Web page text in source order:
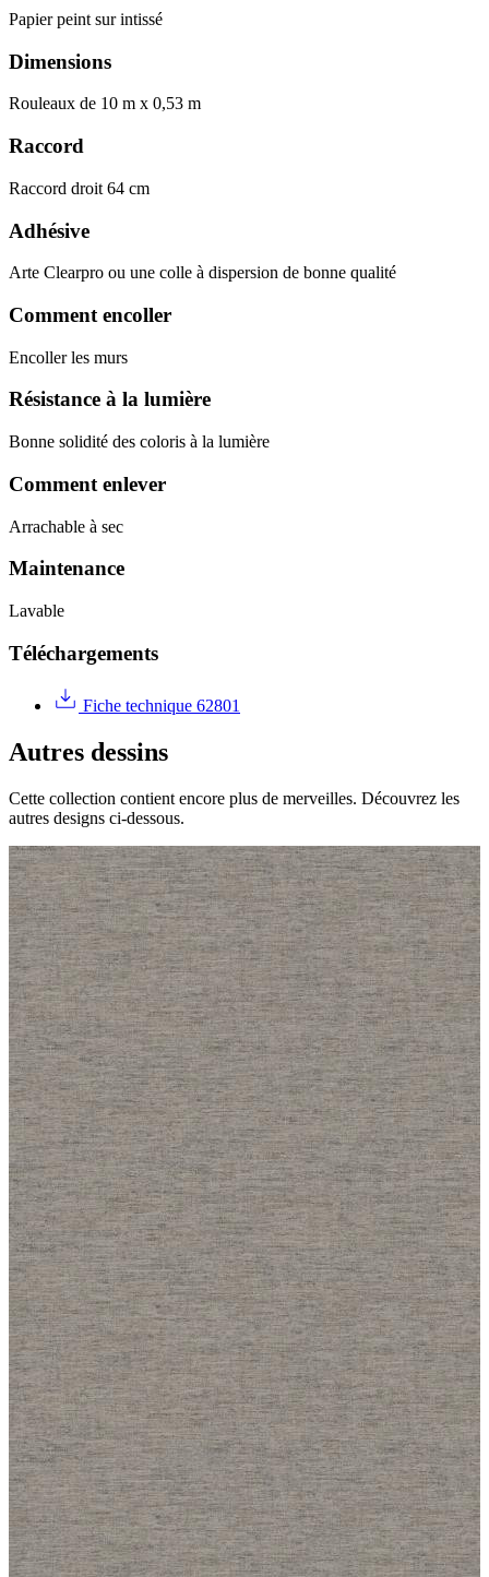
Papier peint sur intissé
Dimensions
Rouleaux de 10 m x 0,53 m
Raccord
Raccord droit 64 cm
Adhésive
Arte Clearpro ou une colle à dispersion de bonne qualité
Comment encoller
Encoller les murs
Résistance à la lumière
Bonne solidité des coloris à la lumière
Comment enlever
Arrachable à sec
Maintenance
Lavable
Téléchargements
Fiche technique 62801
Autres dessins
Cette collection contient encore plus de merveilles. Découvrez les
autres designs ci-dessous.